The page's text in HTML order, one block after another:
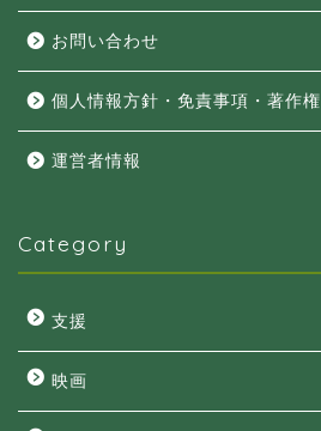
お問い合わせ
個人情報方針・免責事項・著作権
運営者情報
Category
支援
映画